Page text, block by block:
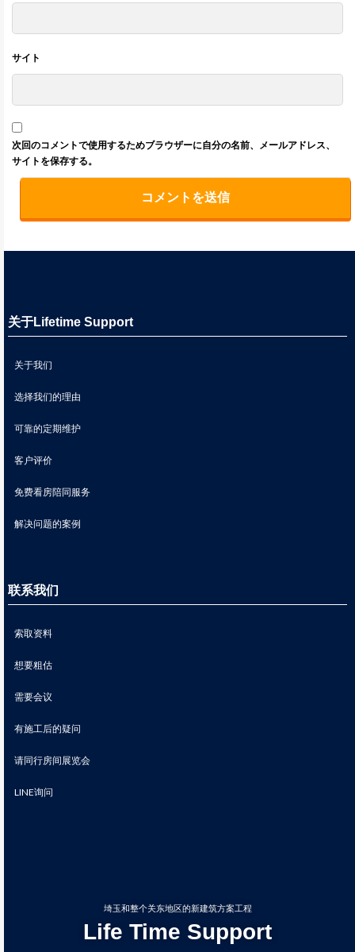
サイト
次回のコメントで使用するためブラウザーに自分の名前、メールアドレス、
サイトを保存する。
关于Lifetime Support
关于我们
选择我们的理由
可靠的定期维护
客户评价
免费看房陪同服务
解决问题的案例
联系我们
索取资料
想要粗估
需要会议
有施工后的疑问
请同行房间展览会
LINE询问
埼玉和整个关东地区的新建筑方案工程
Life Time Support